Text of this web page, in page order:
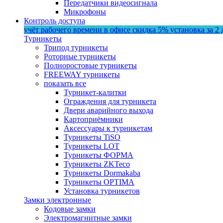
Передатчики видеосигнала
Микрофоны
Контроль доступа
учёт рабочего времени в офисе скидка 5% установка за 2
Турникеты
Трипод турникеты
Роторные турникеты
Полноростовые турникеты
FREEWAY турникеты
показать все
Турникет-калитки
Ограждения для турникета
Двери аварийного выхода
Картоприёмники
Аксессуары к турникетам
Турникеты TiSO
Турникеты LOT
Турникеты ФОРМА
Турникеты ZKTeco
Турникеты Dormakaba
Турникеты OPTIMA
Установка турникетов
Замки электронные
Кодовые замки
Электромагнитные замки